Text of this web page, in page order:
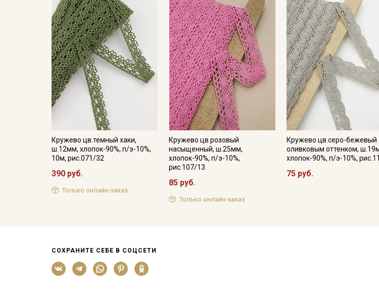
Кружево цв.темный хаки,
ш.12мм, хлопок-90%, п/э-10%,
10м, рис.071/32
390 руб.
Только онлайн-заказ
Кружево цв.розовый
насыщенный, ш.25мм,
хлопок-90%, п/э-10%,
рис.107/13
85 руб.
Только онлайн-заказ
Кружево цв.серо-бежевый
оливковым оттенком,
хлопок-90%, п/э-10%,
75 руб.
СОХРАНИТЕ СЕБЕ В СОЦСЕТИ